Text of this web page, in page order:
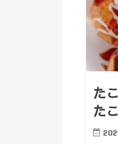
た
た